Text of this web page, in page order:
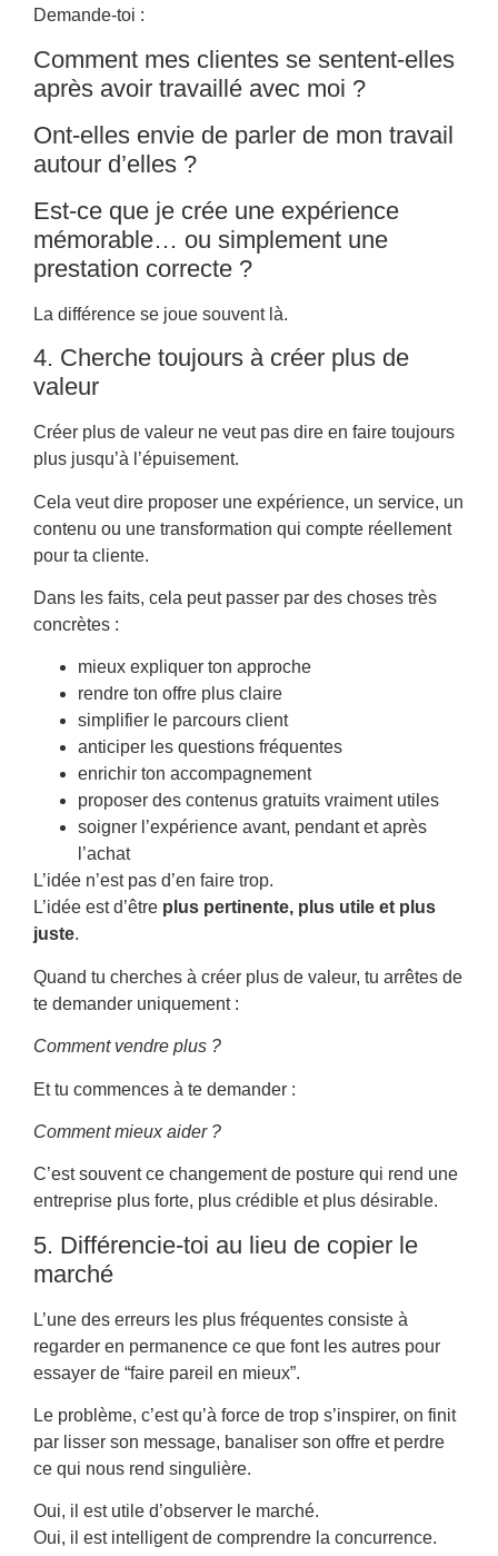
Demande-toi :
Comment mes clientes se sentent-elles
après avoir travaillé avec moi ?
Ont-elles envie de parler de mon travail
autour d’elles ?
Est-ce que je crée une expérience
mémorable… ou simplement une
prestation correcte ?
La différence se joue souvent là.
4. Cherche toujours à créer plus de
valeur
Créer plus de valeur ne veut pas dire en faire toujours
plus jusqu’à l’épuisement.
Cela veut dire proposer une expérience, un service, un
contenu ou une transformation qui compte réellement
pour ta cliente.
Dans les faits, cela peut passer par des choses très
concrètes :
mieux expliquer ton approche
rendre ton offre plus claire
simplifier le parcours client
anticiper les questions fréquentes
enrichir ton accompagnement
proposer des contenus gratuits vraiment utiles
soigner l’expérience avant, pendant et après
l’achat
L’idée n’est pas d’en faire trop.
L’idée est d’être plus pertinente, plus utile et plus
juste.
Quand tu cherches à créer plus de valeur, tu arrêtes de
te demander uniquement :
Comment vendre plus ?
Et tu commences à te demander :
Comment mieux aider ?
C’est souvent ce changement de posture qui rend une
entreprise plus forte, plus crédible et plus désirable.
5. Différencie-toi au lieu de copier le
marché
L’une des erreurs les plus fréquentes consiste à
regarder en permanence ce que font les autres pour
essayer de “faire pareil en mieux”.
Le problème, c’est qu’à force de trop s’inspirer, on finit
par lisser son message, banaliser son offre et perdre
ce qui nous rend singulière.
Oui, il est utile d’observer le marché.
Oui, il est intelligent de comprendre la concurrence.